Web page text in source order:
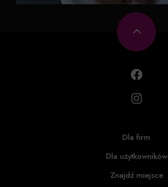
Dla firm
Dla użytkowników
Znajdź miejsce